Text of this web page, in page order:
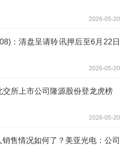
2026-05-20
：清盘呈请聆讯押后至6月22日
2026-05-20
所上市公司隆源股份登龙虎榜
2026-05-20
售情况如何了？美亚光电：公司